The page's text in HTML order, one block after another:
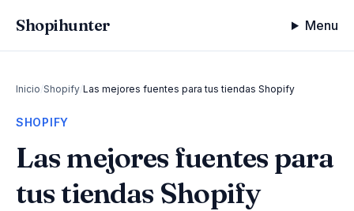
Shopihunter Menu
Inicio/Shopify/Las mejores fuentes para tus tiendas Shopify
SHOPIFY
Las mejores fuentes para
tus tiendas Shopify